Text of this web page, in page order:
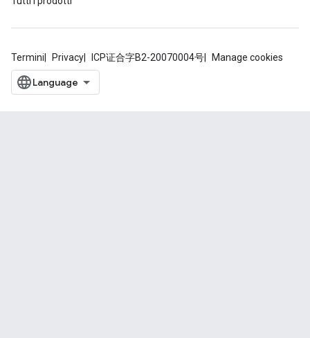
Termini Privacy ICP证合字B2-20070004号 Manage cookies